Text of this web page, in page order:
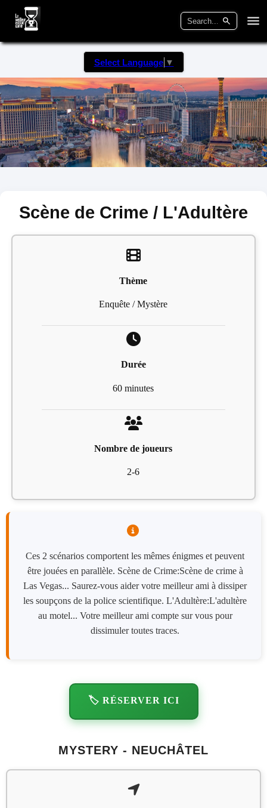
Select Language ▼
Scène de Crime / L'Adultère
Thème
Enquête / Mystère
Durée
60 minutes
Nombre de joueurs
2-6
Ces 2 scénarios comportent les mêmes énigmes et peuvent
être jouées en parallèle. Scène de Crime:Scène de crime à
Las Vegas... Saurez-vous aider votre meilleur ami à dissiper
les soupçons de la police scientifique. L'Adultère:L'adultère
au motel... Votre meilleur ami compte sur vous pour
dissimuler toutes traces.
🏷️ RÉSERVER ICI
MYSTERY - NEUCHÂTEL